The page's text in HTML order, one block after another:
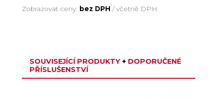
Zobrazovat ceny: bez DPH /včetně DPH
SOUVISEJÍCÍ PRODUKTY +DOPORUČENÉ
PŘÍSLUŠENSTVÍ